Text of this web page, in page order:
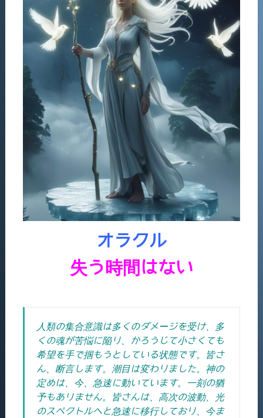
オラクル
失う時間はない
人類の集合意識は多くのダメージを受け、多
くの魂が苦悩に陥り、かろうじて小さくても
希望を手で掴もうとしている状態です。皆さ
ん、断言します。潮目は変わりました。神の
定めは、今、急速に動いています。一刻の猶
予もありません。
皆さんは、高次の波動、光
のスペクトルへと急速に移行しており、今ま